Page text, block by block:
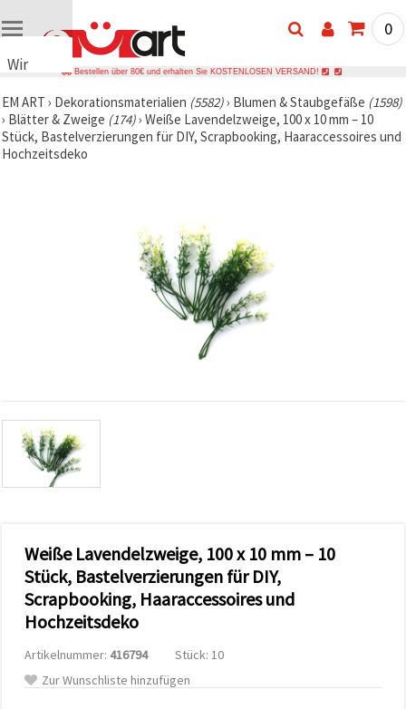
Wir
Cookies
🍪 Wir
verwenden
Cookies
Datenverkehr
zu
analysieren
sowie
relevantere
Inhalte und
Werbung
unserer
Partner für
Analyse
und
Marketing.
Sie können
Cookies
akzeptieren,
ablehnen
0
Bestellen über 80€ und erhalten Sie KOSTENLOSEN VERSAND!
EM ART › Dekorationsmaterialien (5582)› Blumen & Staubgefäße (1598)
› Blätter & Zweige (174)› Weiße Lavendelzweige, 100 x 10 mm – 10
Stück, Bastelverzierungen für DIY, Scrapbooking, Haaraccessoires und
Hochzeitsdeko
Weiße Lavendelzweige, 100 x 10 mm – 10
Stück, Bastelverzierungen für DIY,
Scrapbooking, Haaraccessoires und
Hochzeitsdeko
Artikelnummer: 416794
Stück: 10
Zur Wunschliste hinzufügen